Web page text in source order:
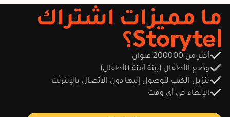
ما مميزات اشتراك
Storytel؟
أكثر من 200000 عنوان
وضع الأطفال (بيئة آمنة للأطفال)
تنزيل الكتب للوصول إليها دون الاتصال بالإنترنت
الإلغاء في أي وقت